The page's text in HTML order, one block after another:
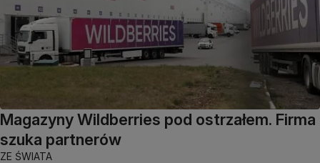
Magazyny Wildberries pod ostrzałem. Firma
szuka partnerów
ZE ŚWIATA